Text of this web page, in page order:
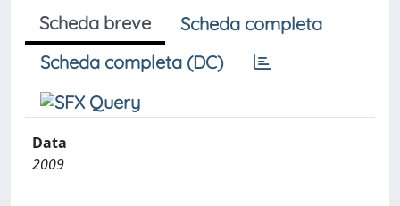
Scheda breve
Scheda completa
Scheda completa (DC)
Data
2009